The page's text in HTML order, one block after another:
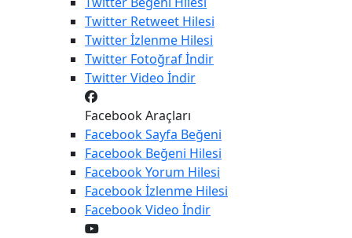
Twitter Retweet Hilesi
Twitterİzlenme Hilesi
Twitter Fotoğraf İndir
TwitterVideo İndir
Facebook Araçları
FacebookSayfa Beğeni
Facebook Beğeni Hilesi
FacebookYorum Hilesi
Facebookİzlenme Hilesi
FacebookVideo İndir